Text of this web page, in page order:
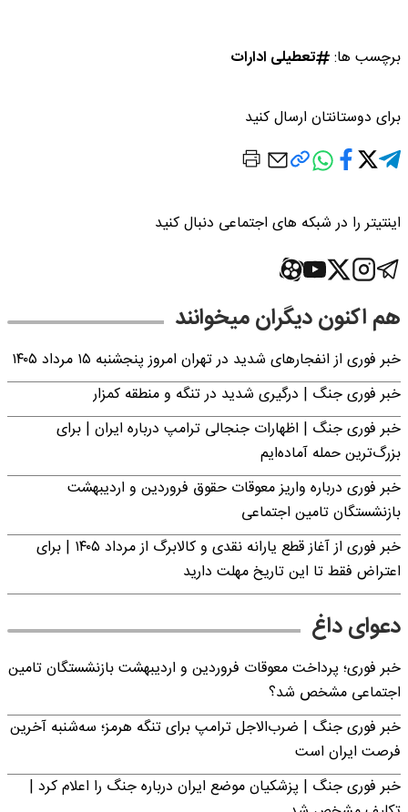
برچسب ها: تعطیلی ادارات
برای دوستانتان ارسال کنید
اینتیتر را در شبکه های اجتماعی دنبال کنید
هم اکنون دیگران میخوانند
خبر فوری از انفجارهای شدید در تهران امروز پنجشنبه ۱۵ مرداد ۱۴۰۵
خبر فوری جنگ | درگیری شدید در تنگه و منطقه کمزار
خبر فوری جنگ | اظهارات جنجالی ترامپ درباره ایران | برای
بزرگ‌ترین حمله آماده‌ایم
خبر فوری درباره واریز معوقات حقوق فروردین و اردیبهشت
بازنشستگان تامین اجتماعی
خبر فوری از آغاز قطع یارانه نقدی و کالابرگ از مرداد ۱۴۰۵ | برای
اعتراض فقط تا این تاریخ مهلت دارید
دعوای داغ
خبر فوری؛ پرداخت معوقات فروردین و اردیبهشت بازنشستگان تامین
اجتماعی مشخص شد؟
خبر فوری جنگ | ضرب‌الاجل ترامپ برای تنگه هرمز؛ سه‌شنبه آخرین
فرصت ایران است
خبر فوری جنگ | پزشکیان موضع ایران درباره جنگ را اعلام کرد |